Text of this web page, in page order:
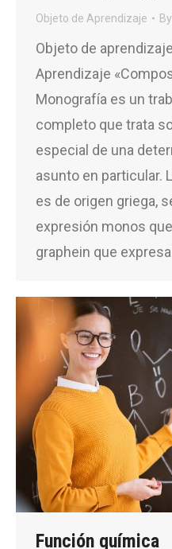
Objeto de Aprendizaje By
Objeto de
Aprendizaje
Monografía es un
completo que trata
especial de una
asunto en particular.
es de origen griega,
expresión monos
graphein que
Función química